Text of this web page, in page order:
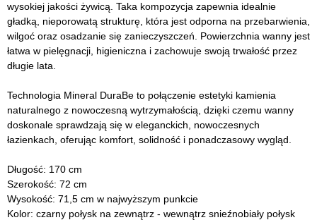
wysokiej jakości żywicą. Taka kompozycja zapewnia idealnie
gładką, nieporowatą strukturę, która jest odporna na przebarwienia,
wilgoć oraz osadzanie się zanieczyszczeń. Powierzchnia wanny jest
łatwa w pielęgnacji, higieniczna i zachowuje swoją trwałość przez
długie lata.
Technologia Mineral DuraBe to połączenie estetyki kamienia
naturalnego z nowoczesną wytrzymałością, dzięki czemu wanny
doskonale sprawdzają się w eleganckich, nowoczesnych
łazienkach, oferując komfort, solidność i ponadczasowy wygląd.
Długość: 170 cm
Szerokość: 72 cm
Wysokość: 71,5 cm w najwyższym punkcie
Kolor: czarny połysk na zewnątrz - wewnątrz snieźnobiały połysk